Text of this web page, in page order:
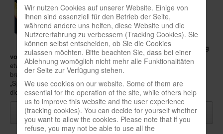
und des Bayerischen Spielearchivs in Haar
bei München, Spiele-Rezensent und Autor,
beleuchtet ein halbes Jahrhundert
deutschsprachiger Brettspielgeschichte in
einemneuen Buch:„Das moderne
Brettspiel – Die unglaubliche Entwicklung
von 1950 bis 2000“(Wiener Broschur, 256 S., 24,90 €) dreht sich
etwa darum, wie Gesellschaftsspiele in dieser Zeit zu einem immer
breiter akzeptierten Hobby und Kulturgut wurden oder wie aus der
„Spiel des Jahres“-Preisverleihung in der Essener Volkshochschule
die weltgrößte Branchenmesse „SPIEL“ entstand.
Weiterlesen: Neues Buch von Tom Werneck zu den
Brettspieljahren 1950 bis 2000
Wir nutzen Cookies auf unserer Website. Einige von
ihnen sind essenziell für den Betrieb der Seite,
während andere uns helfen, diese Website und die
Nutzererfahrung zu verbessern (Tracking Cookies). Sie
können selbst entscheiden, ob Sie die Cookies
zulassen möchten. Bitte beachten Sie, dass bei einer
Ablehnung womöglich nicht mehr alle Funktionalitäten
der Seite zur Verfügung stehen.
We use cookies on our website. Some of them are
essential for the operation of the site, while others help
us to improve this website and the user experience
(tracking cookies). You can decide for yourself whether
you want to allow the cookies. Please note that if you
refuse, you may not be able to use all the